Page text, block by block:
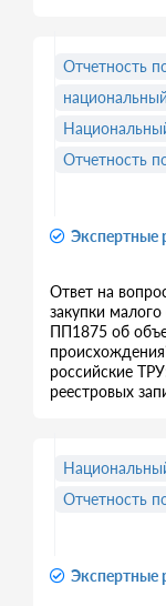
Экспертные
Ответ на
закупки
ПП1875 об
российские
реестровых
Отчетность
Отчетность
Экспертные
Отчетность